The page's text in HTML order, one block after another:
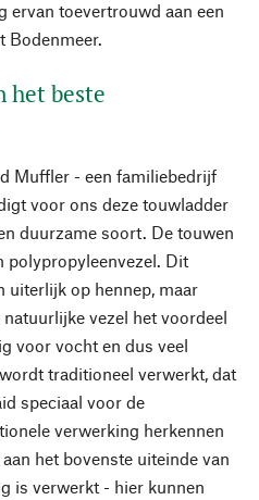
ervan toevertrouwd aan een
Bodenmeer.
het beste
Muffler - een familiebedrijf
voor ons deze touwladder
duurzame soort. De touwen
polypropyleenvezel. Dit
uiterlijk op hennep, maar
vezel het voordeel
voor vocht en dus veel
traditioneel verwerkt, dat
speciaal voor de
verwerking herkennen
het bovenste uiteinde van
is verwerkt - hier kunnen